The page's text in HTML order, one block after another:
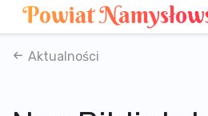
Aktualności